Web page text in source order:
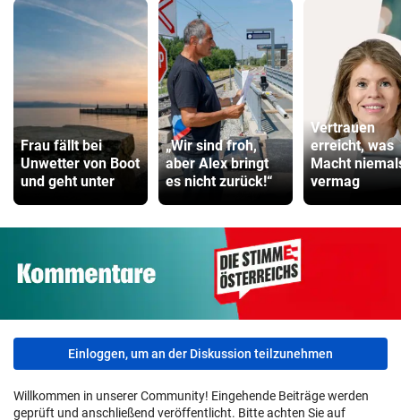
Frau fällt bei
Unwetter von Boot
und geht unter
„Wir sind froh,
aber Alex bringt
es nicht zurück!“
Vertrauen
erreicht, was
Macht
vermag
Einloggen, um an der Diskussion teilzunehmen
Willkommen in unserer Community! Eingehende Beiträge werden
geprüft und anschließend veröffentlicht. Bitte achten Sie auf